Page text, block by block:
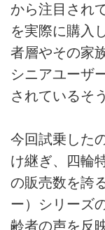
から注目され
を実際に購入
者層やその家
シニアユーザ
されているそ
今回試乗した
け継ぎ、四輪
の販売数を誇
ー）シリーズ
齢者の声を反